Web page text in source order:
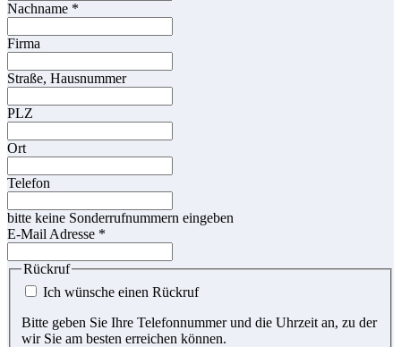
Nachname *
Firma
Straße, Hausnummer
PLZ
Ort
Telefon
bitte keine Sonderrufnummern eingeben
E-Mail Adresse *
Rückruf
Ich wünsche einen Rückruf
Bitte geben Sie Ihre Telefonnummer und die Uhrzeit an, zu der
wir Sie am besten erreichen können.